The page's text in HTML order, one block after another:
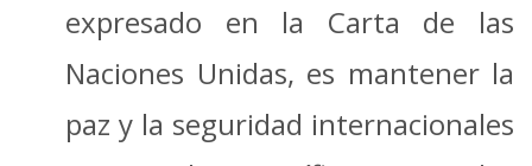
expresado en la Carta de las
Naciones Unidas, es mantener la
paz y la seguridad internacionales